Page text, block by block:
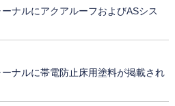
ナルにアクアルーフおよびASシス
ナルに帯電防止床用塗料が掲載され